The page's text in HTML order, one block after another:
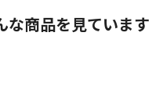
な商品を見ています